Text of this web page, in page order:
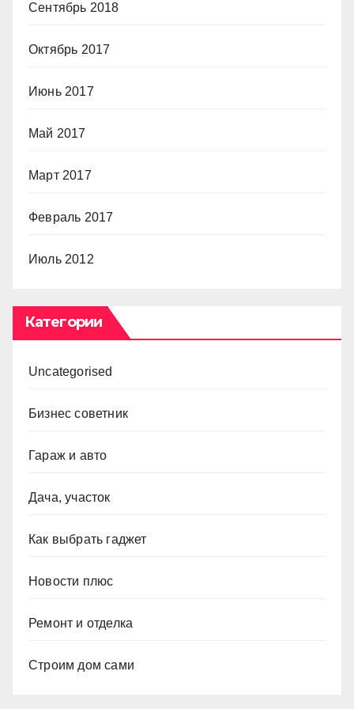
Сентябрь 2018
Октябрь 2017
Июнь 2017
Май 2017
Март 2017
Февраль 2017
Июль 2012
Категории
Uncategorised
Бизнес советник
Гараж и авто
Дача, участок
Как выбрать гаджет
Новости плюс
Ремонт и отделка
Строим дом сами